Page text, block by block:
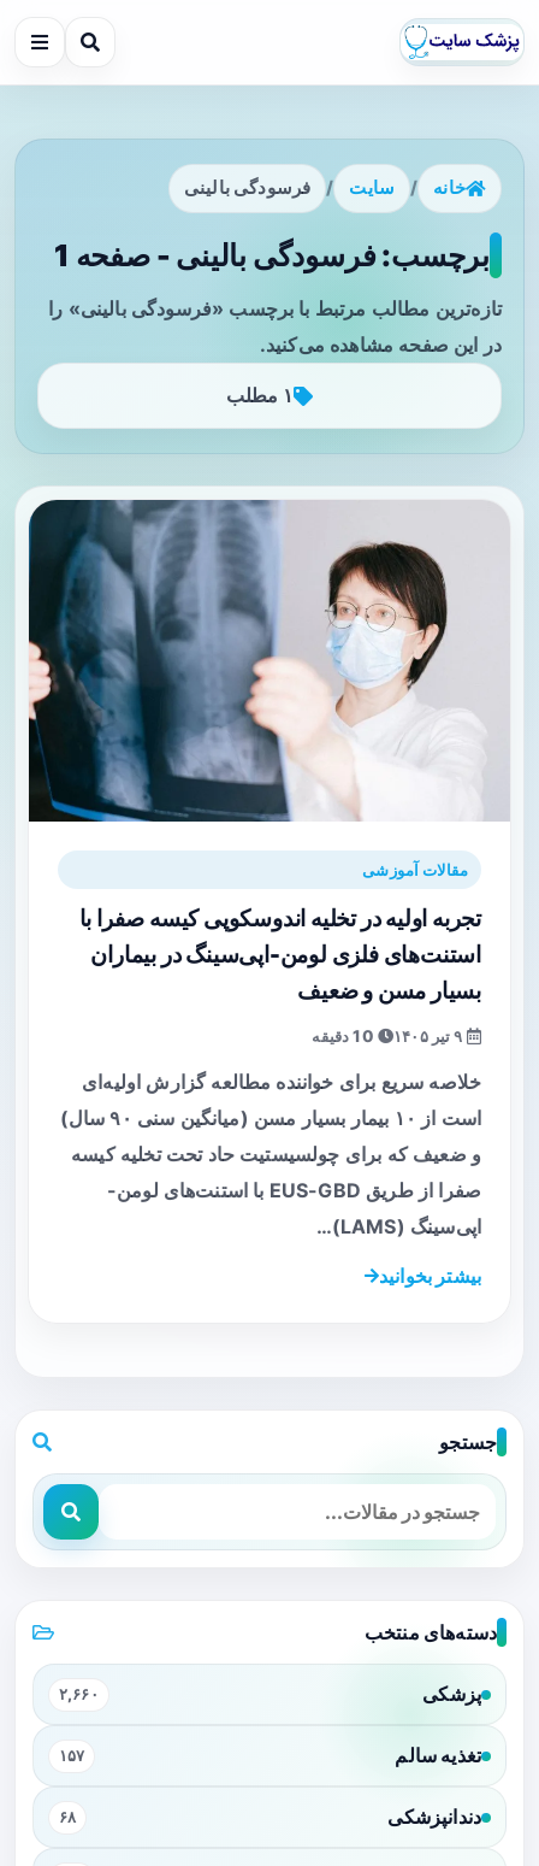
خانه / سایت / فرسودگی بالینی
برچسب: فرسودگی بالینی - صفحه 1
تازه‌ترین مطالب مرتبط با برچسب «فرسودگی بالینی» را
در این صفحه مشاهده می‌کنید.
۱ مطلب
مقالات آموزشی
تجربه اولیه در تخلیه اندوسکوپی کیسه صفرا با
استنت‌های فلزی لومن-اپی‌سینگ در بیماران
بسیار مسن و ضعیف
خلاصه سریع برای خواننده مطالعه گزارش اولیه‌ای
است از ۱۰ بیمار بسیار مسن (میانگین سنی ۹۰ سال)
و ضعیف که برای چولسیستیت حاد تحت تخلیه کیسه
صفرا از طریق EUS-GBD با استنت‌های لومن-
اپی‌سینگ (LAMS)…
بیشتر بخوانید
جستجو
دسته‌های منتخب
پزشکی ۲,۶۶۰
تغذیه سالم ۱۵۷
دندانپزشکی ۶۸